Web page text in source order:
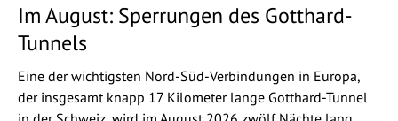
Im August: Sperrungen des Gotthard-
Tunnels
Eine der wichtigsten Nord-Süd-Verbindungen in Europa,
der insgesamt knapp 17 Kilometer lange Gotthard-Tunnel